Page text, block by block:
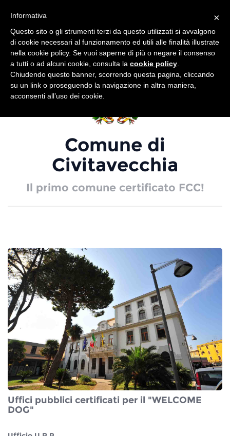
Comune di
Civitavecchia
Il primo comune certificato FCC!
Uffici pubblici certificati per il "WELCOME
DOG"
×
Informativa
Questo sito o gli strumenti terzi da questo utilizzati si avvalgono
di cookie necessari al funzionamento ed utili alle finalità illustrate
nella cookie policy. Se vuoi saperne di più o negare il consenso
a tutti o ad alcuni cookie, consulta la cookie policy
Chiudendo questo banner, scorrendo questa pagina, cliccando
su un link o proseguendo la navigazione in altra maniera,
acconsenti all’uso dei cookie.